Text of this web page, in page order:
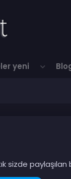
yeni
sizde